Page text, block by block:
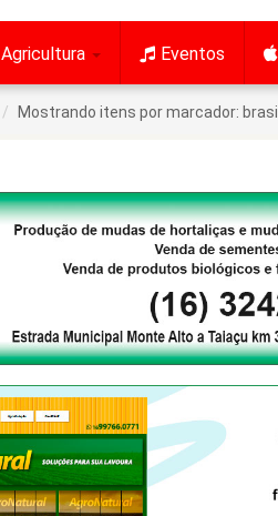
Agricultura Eventos
Mostrando itens por marcador: brasil